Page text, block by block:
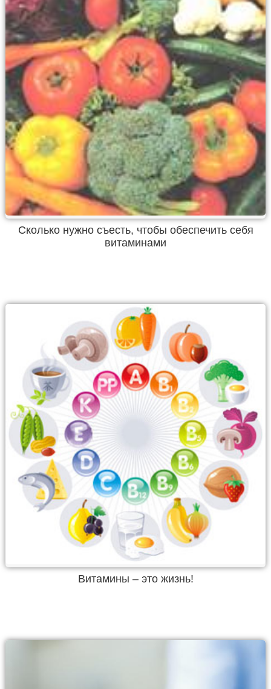
Сколько нужно съесть, чтобы обеспечить себя
витаминами
Витамины – это жизнь!